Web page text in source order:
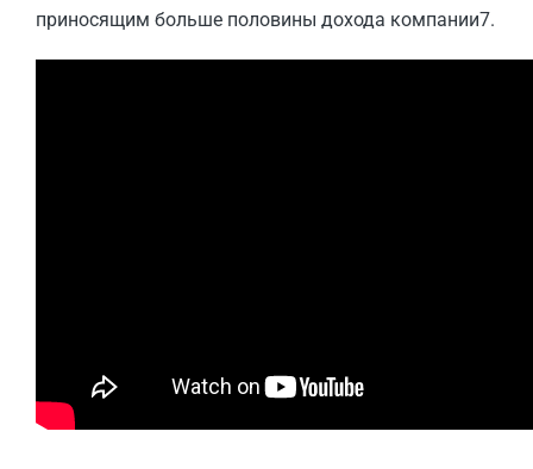
приносящим больше половины дохода компании7.